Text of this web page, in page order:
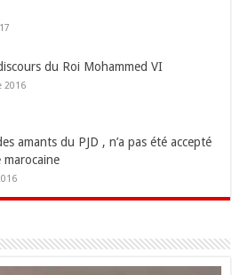
du Roi Mohammed VI
2016
amants du PJD , n’a pas été accepté
marocaine